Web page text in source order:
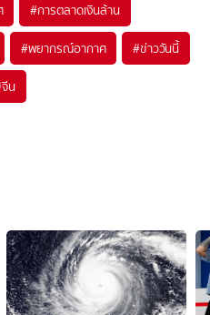
#การตลาดเงินล้าน
#พยากรณ์อากาศ #ข่าววันนี้
จีน